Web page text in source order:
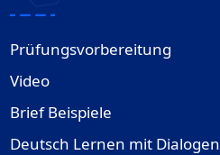
Prüfungsvorbereitung
Video
Brief Beispiele
Deutsch Lernen mit Dialogen